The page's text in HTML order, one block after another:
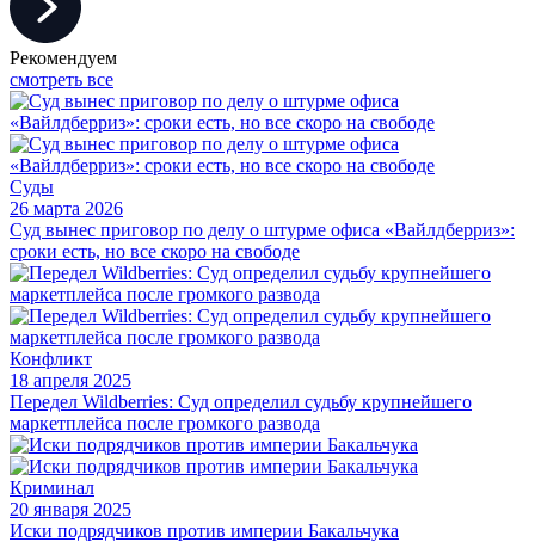
Рекомендуем
смотреть все
Суды
26 марта 2026
Суд вынес приговор по делу о штурме офиса «Вайлдберриз»:
сроки есть, но все скоро на свободе
Конфликт
18 апреля 2025
Передел Wildberries: Суд определил судьбу крупнейшего
маркетплейса после громкого развода
Криминал
20 января 2025
Иски подрядчиков против империи Бакальчука